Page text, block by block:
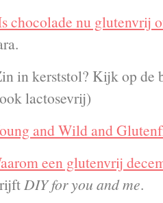
chocolade nu glutenvrij
in kerststol? Kijk op de
lactosevrij)
and Wild and
een glutenvrij
DIY for you and me.